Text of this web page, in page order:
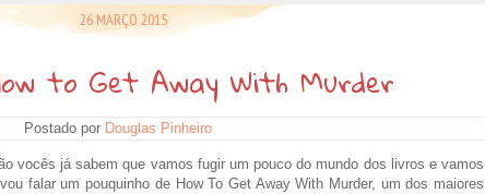
26 MARÇO 2015
to Get Away With Murder
Postado por Douglas Pinheiro
vocês já sabem que vamos fugir um pouco do mundo dos livros e vamos
falar um pouquinho de How To Get Away With Murder, um dos maiores